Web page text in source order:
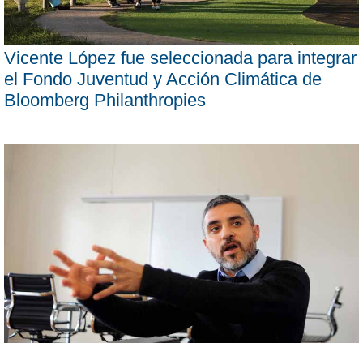
Vicente López fue seleccionada para integrar
el Fondo Juventud y Acción Climática de
Bloomberg Philanthropies